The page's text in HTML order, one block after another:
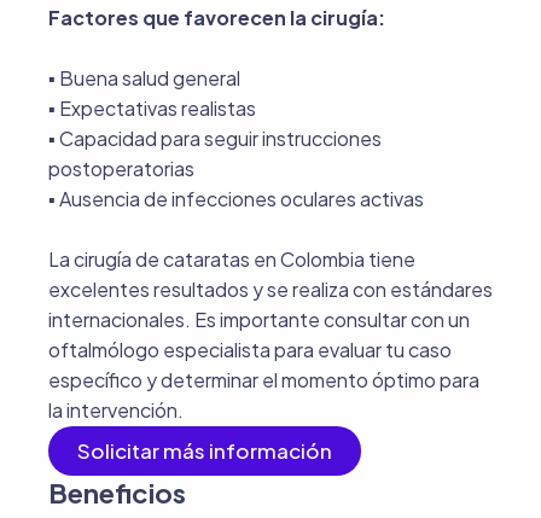
Factores que favorecen la cirugía:
▪︎ Buena salud general
▪︎ Expectativas realistas
▪︎ Capacidad para seguir instrucciones
postoperatorias
▪︎ Ausencia de infecciones oculares activas
La cirugía de cataratas en Colombia tiene
excelentes resultados y se realiza con estándares
internacionales. Es importante consultar con un
oftalmólogo especialista para evaluar tu caso
específico y determinar el momento óptimo para
la intervención.
Solicitar más información
Beneficios